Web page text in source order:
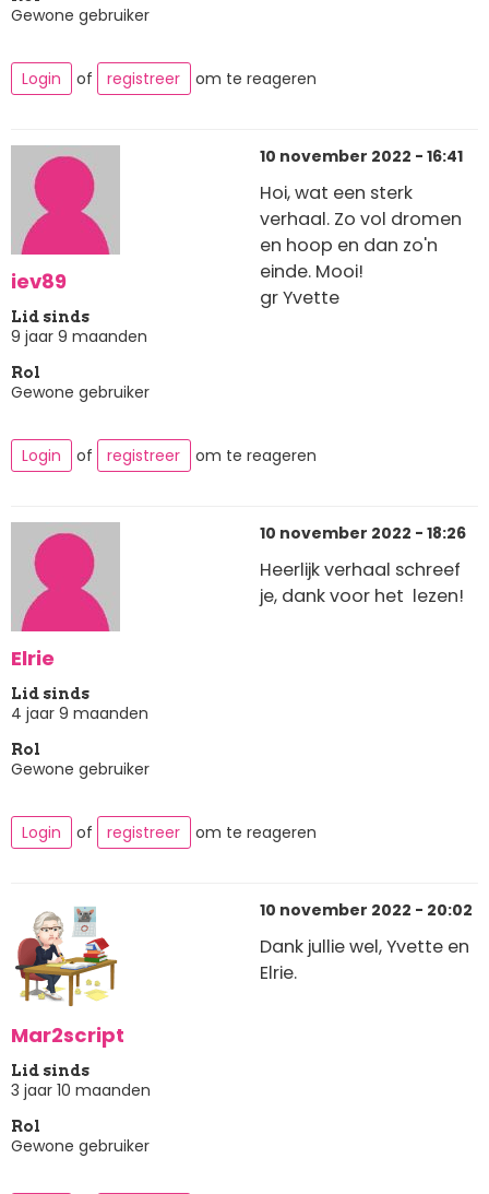
Gewone gebruiker
Login of registreer om te reageren
iev89
Lid sinds
9 jaar 9 maanden
Rol
Gewone gebruiker
10 november 2022 - 16:41
Hoi, wat een sterk
verhaal. Zo vol dromen
en hoop en dan zo'n
einde. Mooi!
gr Yvette
Login of registreer om te reageren
Elrie
Lid sinds
4 jaar 9 maanden
Rol
Gewone gebruiker
10 november 2022 - 18:26
Heerlijk verhaal schreef
je, dank voor het lezen!
Login of registreer om te reageren
Mar2script
Lid sinds
3 jaar 10 maanden
Rol
Gewone gebruiker
10 november 2022 - 20:02
Dank jullie wel, Yvette en
Elrie.